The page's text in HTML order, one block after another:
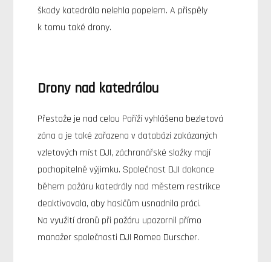
škody katedrála nelehla popelem. A přispěly
k tomu také drony.
Drony nad katedrálou
Přestože je nad celou Paříží vyhlášena bezletová
zóna a je také zařazena v databázi zakázaných
vzletových míst DJI, záchranářské složky mají
pochopitelně výjimku. Společnost DJI dokonce
během požáru katedrály nad městem restrikce
deaktivovala, aby hasičům usnadnila práci.
Na využití dronů při požáru upozornil přímo
manažer společnosti DJI Romeo Durscher.